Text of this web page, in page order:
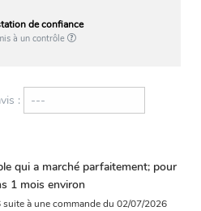
de confiance
à un contrôle
:
qui a marché parfaitement; pour
1 mois environ
suite à une commande du 02/07/2026